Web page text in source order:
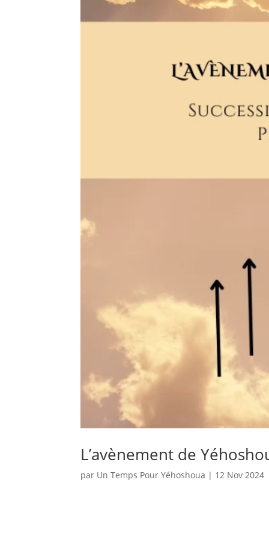
L’avènement de
par Un Temps Pour Yéhoshoua | 12 Nov 2024